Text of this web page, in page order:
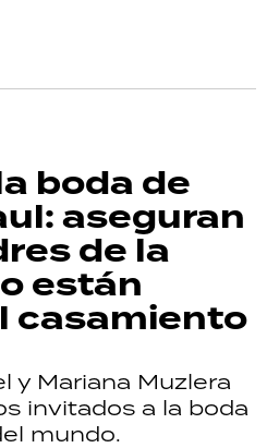
boda de
aseguran
de la
están
casamiento
y Mariana Muzlera
invitados a la boda
mundo.